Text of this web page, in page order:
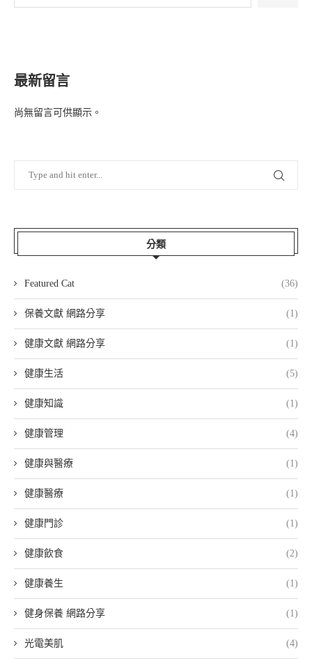
最新留言
尚無留言可供顯示。
分類
Featured Cat (36)
保養文獻 網路分享 (1)
健康文獻 網路分享 (1)
健康生活 (5)
健康知識 (1)
健康管理 (4)
健康與醫療 (1)
健康醫療 (1)
健康門診 (1)
健康飲食 (2)
健康養生 (1)
健身保養 網路分享 (1)
光電美肌 (4)